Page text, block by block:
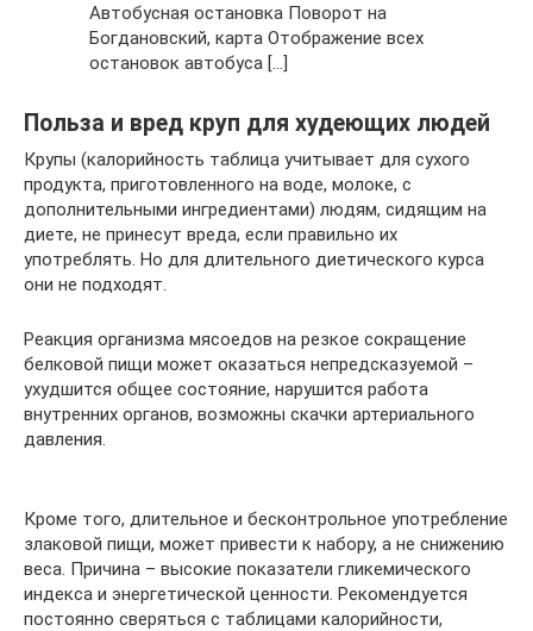
Автобусная остановка Поворот на
Богдановский, карта Отображение всех
остановок автобуса […]
Польза и вред круп для худеющих людей
Крупы (калорийность таблица учитывает для сухого
продукта, приготовленного на воде, молоке, с
дополнительными ингредиентами) людям, сидящим на
диете, не принесут вреда, если правильно их
употреблять. Но для длительного диетического курса
они не подходят.
Реакция организма мясоедов на резкое сокращение
белковой пищи может оказаться непредсказуемой –
ухудшится общее состояние, нарушится работа
внутренних органов, возможны скачки артериального
давления.
Кроме того, длительное и бесконтрольное употребление
злаковой пищи, может привести к набору, а не снижению
веса. Причина – высокие показатели гликемического
индекса и энергетической ценности. Рекомендуется
постоянно сверяться с таблицами калорийности,